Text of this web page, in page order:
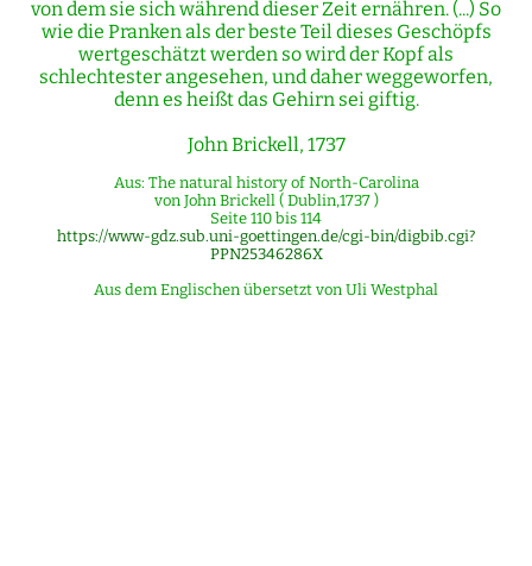
von dem sie sich während dieser Zeit ernähren. (...) So
wie die Pranken als der beste Teil dieses Geschöpfs
wertgeschätzt werden so wird der Kopf als
schlechtester angesehen, und daher weggeworfen,
denn es heißt das Gehirn sei giftig.
John Brickell, 1737
Aus: The natural history of North-Carolina
von John Brickell ( Dublin,1737 )
Seite 110 bis 114
https://www-gdz.sub.uni-goettingen.de/cgi-bin/digbib.cgi?
PPN25346286X
Aus dem Englischen übersetzt von Uli Westphal